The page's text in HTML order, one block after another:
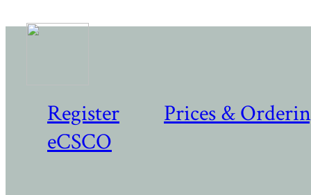
Register
Prices &
eCSCO